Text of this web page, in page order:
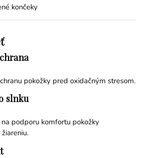
končeky
pokožky pred oxidačným stresom.
slnku
podporu komfortu pokožky